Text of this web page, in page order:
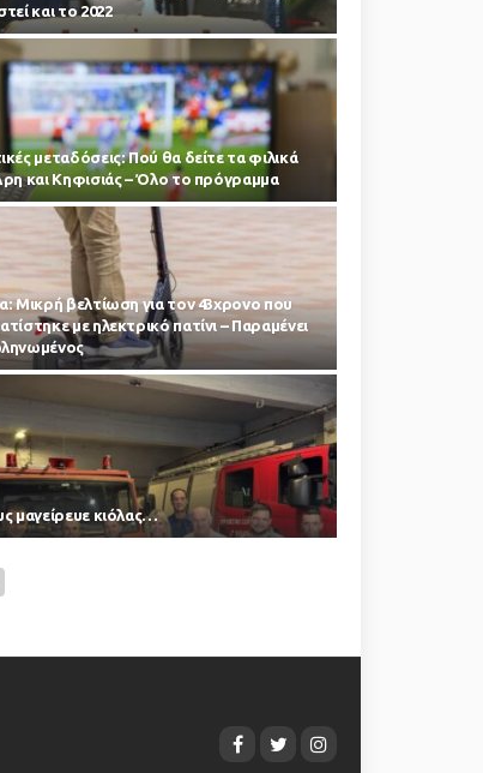
και το 2022
μεταδόσεις: Πού θα δείτε τα φιλικά
και Κηφισιάς – Όλο το πρόγραμμα
Μικρή βελτίωση για τον 43χρονο που
με ηλεκτρικό πατίνι – Παραμένει
μαγείρευε κιόλας…